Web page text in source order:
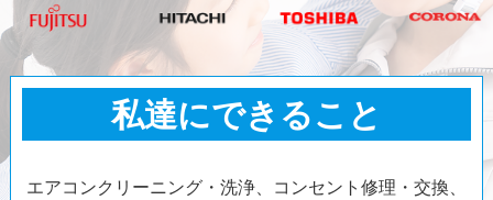
私達にできること
エアコンクリーニング・洗浄、コンセント修理・交換、